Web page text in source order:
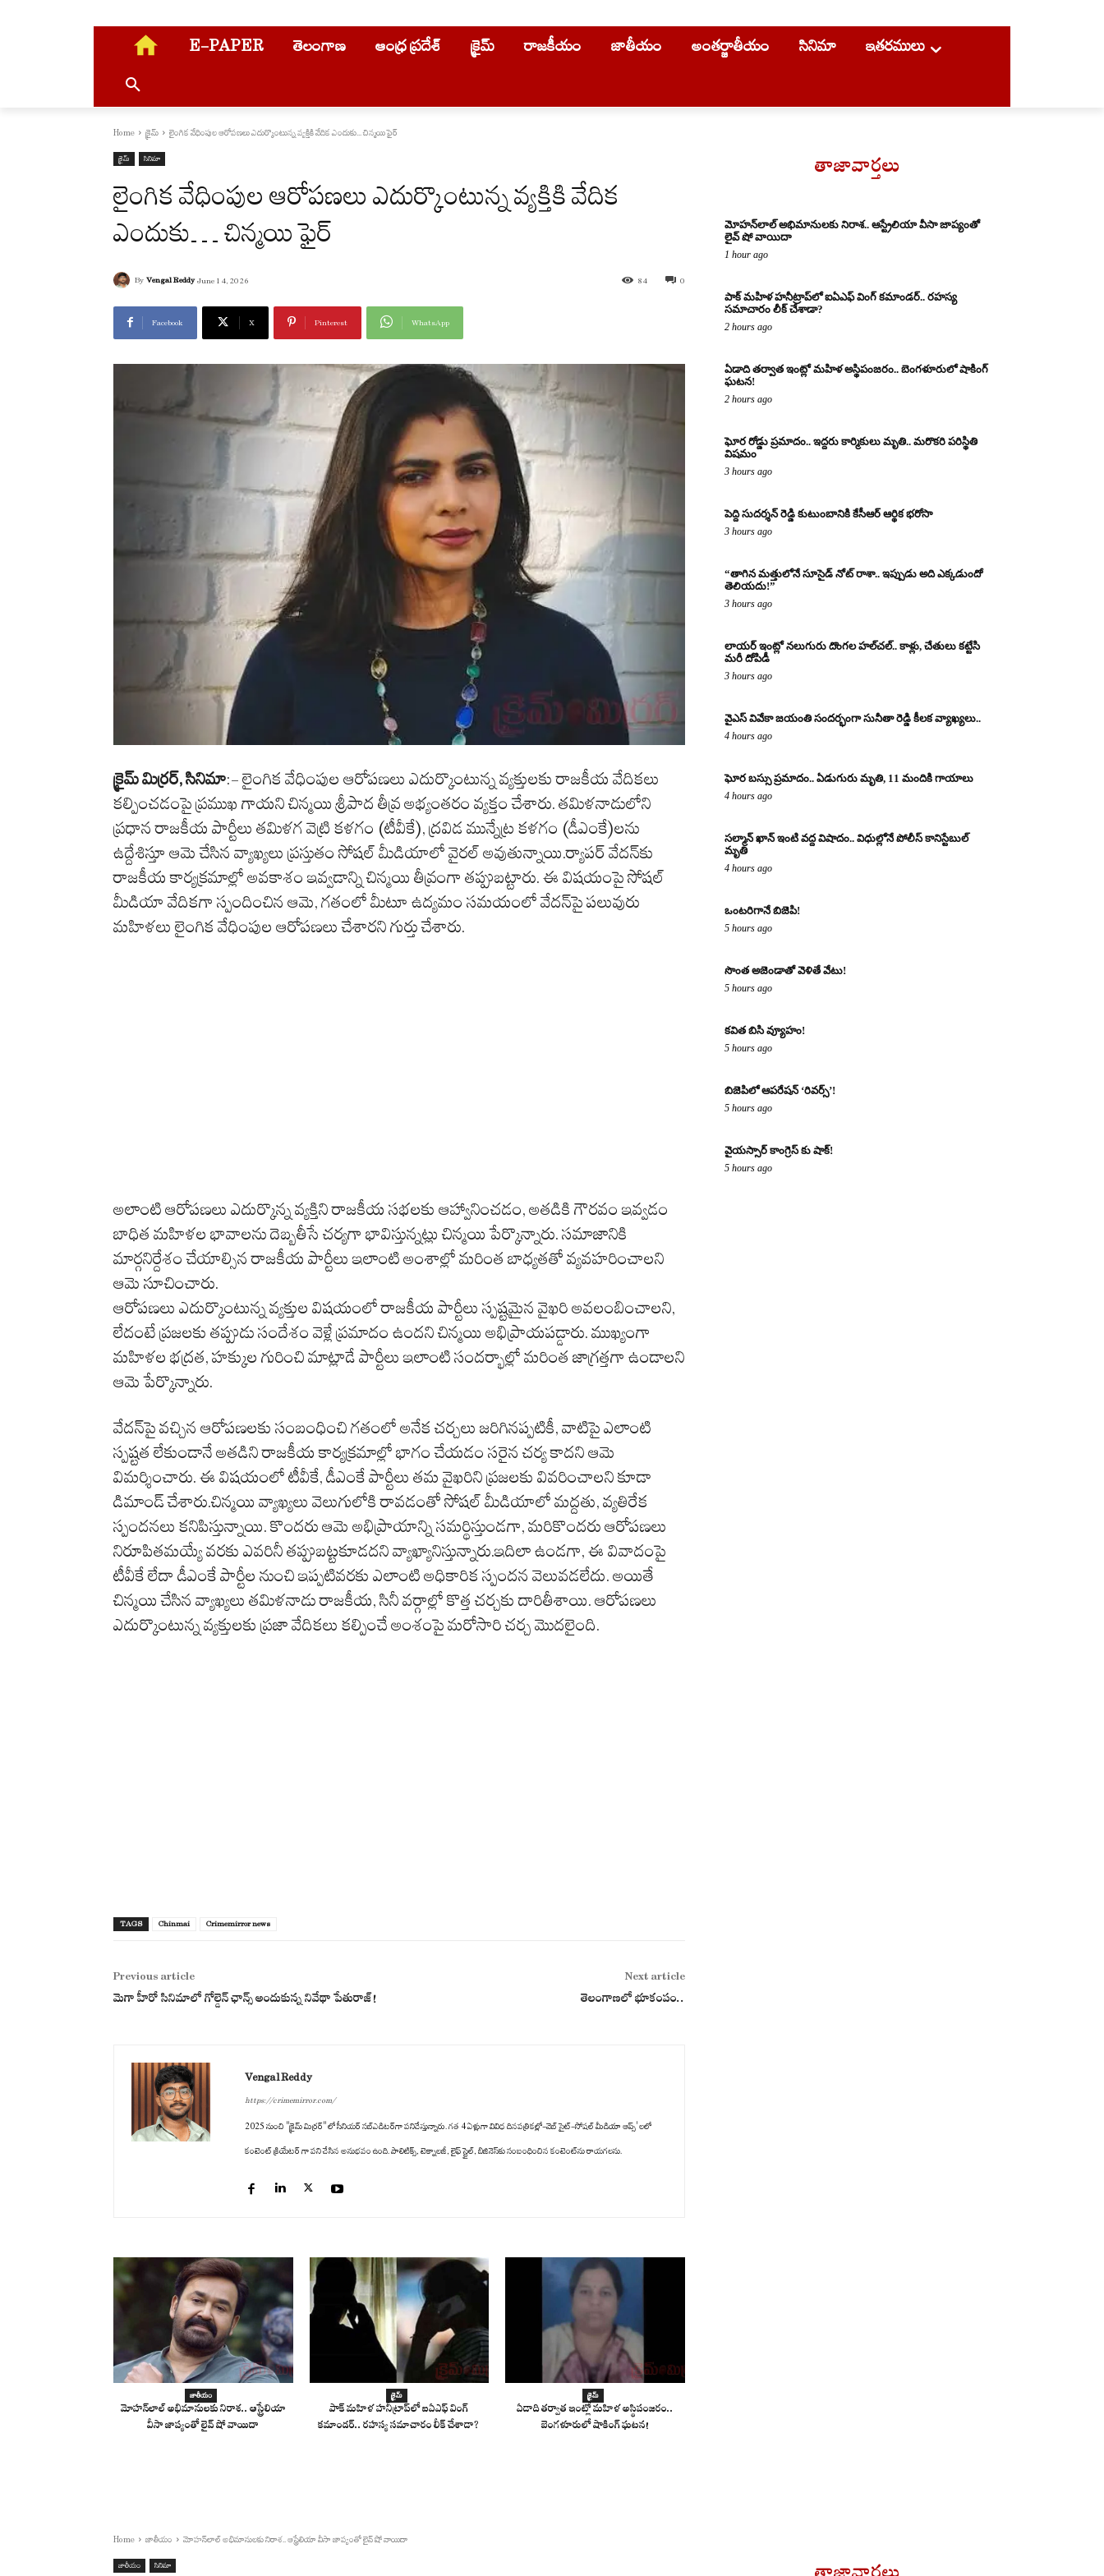
E-PAPER తెలంగాణ ఆంధ్ర ప్రదేశ్ క్రైమ్ రాజకీయం జాతీయం అంతర్జాతీయం సినిమా ఇతరములు
Home క్రైమ్ లైంగిక వేధింపుల ఆరోపణలు ఎదుర్కొంటున్న వ్యక్తికి వేదిక ఎందుకు... చిన్మయి ఫైర్
క్రైమ్ సినిమా
లైంగిక వేధింపుల ఆరోపణలు ఎదుర్కొంటున్న వ్యక్తికి వేదిక
ఎందుకు… చిన్మయి ఫైర్
By Vengal Reddy June 14, 2026 0
84
Facebook X Pinterest WhatsApp
క్రైమ్ మిర్రర్, సినిమా:- లైంగిక వేధింపుల ఆరోపణలు ఎదుర్కొంటున్న వ్యక్తులకు రాజకీయ వేదికలు
కల్పించడంపై ప్రముఖ గాయని చిన్మయి శ్రీపాద తీవ్ర అభ్యంతరం వ్యక్తం చేశారు. తమిళనాడులోని
ప్రధాన రాజకీయ పార్టీలు తమిళగ వెట్రి కళగం (టీవీకే), ద్రవిడ మున్నేట్ర కళగం (డీఎంకే)లను
ఉద్దేశిస్తూ ఆమె చేసిన వ్యాఖ్యలు ప్రస్తుతం సోషల్ మీడియాలో వైరల్ అవుతున్నాయి.ర్యాపర్ వేదన్‌కు
రాజకీయ కార్యక్రమాల్లో అవకాశం ఇవ్వడాన్ని చిన్మయి తీవ్రంగా తప్పుబట్టారు. ఈ విషయంపై సోషల్
మీడియా వేదికగా స్పందించిన ఆమె, గతంలో మీటూ ఉద్యమం సమయంలో వేదన్‌పై పలువురు
మహిళలు లైంగిక వేధింపుల ఆరోపణలు చేశారని గుర్తు చేశారు.
అలాంటి ఆరోపణలు ఎదుర్కొన్న వ్యక్తిని రాజకీయ సభలకు ఆహ్వానించడం, అతడికి గౌరవం ఇవ్వడం
బాధిత మహిళల భావాలను దెబ్బతీసే చర్యగా భావిస్తున్నట్లు చిన్మయి పేర్కొన్నారు. సమాజానికి
మార్గనిర్దేశం చేయాల్సిన రాజకీయ పార్టీలు ఇలాంటి అంశాల్లో మరింత బాధ్యతతో వ్యవహరించాలని
ఆమె సూచించారు.
ఆరోపణలు ఎదుర్కొంటున్న వ్యక్తుల విషయంలో రాజకీయ పార్టీలు స్పష్టమైన వైఖరి అవలంబించాలని,
లేదంటే ప్రజలకు తప్పుడు సందేశం వెళ్లే ప్రమాదం ఉందని చిన్మయి అభిప్రాయపడ్డారు. ముఖ్యంగా
మహిళల భద్రత, హక్కుల గురించి మాట్లాడే పార్టీలు ఇలాంటి సందర్భాల్లో మరింత జాగ్రత్తగా ఉండాలని
ఆమె పేర్కొన్నారు.
వేదన్‌పై వచ్చిన ఆరోపణలకు సంబంధించి గతంలో అనేక చర్చలు జరిగినప్పటికీ, వాటిపై ఎలాంటి
స్పష్టత లేకుండానే అతడిని రాజకీయ కార్యక్రమాల్లో భాగం చేయడం సరైన చర్య కాదని ఆమె
విమర్శించారు. ఈ విషయంలో టీవీకే, డీఎంకే పార్టీలు తమ వైఖరిని ప్రజలకు వివరించాలని కూడా
డిమాండ్ చేశారు.చిన్మయి వ్యాఖ్యలు వెలుగులోకి రావడంతో సోషల్ మీడియాలో మద్దతు, వ్యతిరేక
స్పందనలు కనిపిస్తున్నాయి. కొందరు ఆమె అభిప్రాయాన్ని సమర్థిస్తుండగా, మరికొందరు ఆరోపణలు
నిరూపితమయ్యే వరకు ఎవరినీ తప్పుబట్టకూడదని వ్యాఖ్యానిస్తున్నారు.ఇదిలా ఉండగా, ఈ వివాదంపై
టీవీకే లేదా డీఎంకే పార్టీల నుంచి ఇప్పటివరకు ఎలాంటి అధికారిక స్పందన వెలువడలేదు. అయితే
చిన్మయి చేసిన వ్యాఖ్యలు తమిళనాడు రాజకీయ, సినీ వర్గాల్లో కొత్త చర్చకు దారితీశాయి. ఆరోపణలు
ఎదుర్కొంటున్న వ్యక్తులకు ప్రజా వేదికలు కల్పించే అంశంపై మరోసారి చర్చ మొదలైంది.
TAGS Chinmai Crimemirror news
Previous article
మెగా హీరో సినిమాలో గోల్డెన్ ఛాన్స్ అందుకున్న నివేథా పేతురాజ్!
Next article
తెలంగాణలో భూకంపం..
Vengal Reddy
https://crimemirror.com/
2025 నుంచి "క్రైమ్ మిర్రర్" లో సీనియర్ సబ్‌ఎడిటర్‌గా పనిచేస్తున్నారు. గత 4 ఏళ్లుగా వివిధ దినపత్రికల్లో-వెబ్ సైట్-సోషల్ మీడియా ఆప్స్' లలో
కంటెంట్ క్రియేటర్ గా పని చేసిన అనుభవం ఉంది. పాలిటిక్స్‌, టెక్నాలజీ, లైఫ్‌ స్టైల్‌, బిజినెస్‌కు సంబంధించిన కంటెంట్‌ను రాయగలను.
జాతీయం
మోహన్‌లాల్ అభిమానులకు నిరాశ.. ఆస్ట్రేలియా
వీసా జాప్యంతో లైవ్ షో వాయిదా
క్రైమ్
పాక్ మహిళ హనీట్రాప్‌లో ఐఏఎఫ్ వింగ్
కమాండర్.. రహస్య సమాచారం లీక్ చేశాడా?
క్రైమ్
ఏడాది తర్వాత ఇంట్లో మహిళ అస్థిపంజరం..
బెంగళూరులో షాకింగ్ ఘటన!
తాజావార్తలు
మోహన్‌లాల్ అభిమానులకు నిరాశ.. ఆస్ట్రేలియా వీసా జాప్యంతో
లైవ్ షో వాయిదా
1 hour ago
పాక్ మహిళ హనీట్రాప్‌లో ఐఏఎఫ్ వింగ్ కమాండర్.. రహస్య
సమాచారం లీక్ చేశాడా?
2 hours ago
ఏడాది తర్వాత ఇంట్లో మహిళ అస్థిపంజరం.. బెంగళూరులో షాకింగ్
ఘటన!
2 hours ago
ఘోర రోడ్డు ప్రమాదం.. ఇద్దరు కార్మికులు మృతి.. మరొకరి పరిస్థితి
విషమం
3 hours ago
పెద్ది సుదర్శన్ రెడ్డి కుటుంబానికి కేసీఆర్ ఆర్థిక భరోసా
3 hours ago
“తాగిన మత్తులోనే సూసైడ్ నోట్ రాశా.. ఇప్పుడు అది ఎక్కడుందో
తెలియదు!”
3 hours ago
లాయర్ ఇంట్లో నలుగురు దొంగల హల్‌చల్.. కాళ్లు, చేతులు కట్టేసి
మరీ దోపిడీ
3 hours ago
వైఎస్ వివేకా జయంతి సందర్భంగా సునీతా రెడ్డి కీలక వ్యాఖ్యలు..
4 hours ago
ఘోర బస్సు ప్రమాదం.. ఏడుగురు మృతి, 11 మందికి గాయాలు
4 hours ago
సల్మాన్ ఖాన్ ఇంటి వద్ద విషాదం.. విధుల్లోనే పోలీస్ కానిస్టేబుల్
మృతి
4 hours ago
ఒంటరిగానే బిజెపి!
5 hours ago
సొంత అజెండాతో వెళితే వేటు!
5 hours ago
కవిత బిసి వ్యూహం!
5 hours ago
బిజెపిలో ఆపరేషన్ ‘రివర్స్’!
5 hours ago
వైయస్సార్ కాంగ్రెస్ కు షాక్!
5 hours ago